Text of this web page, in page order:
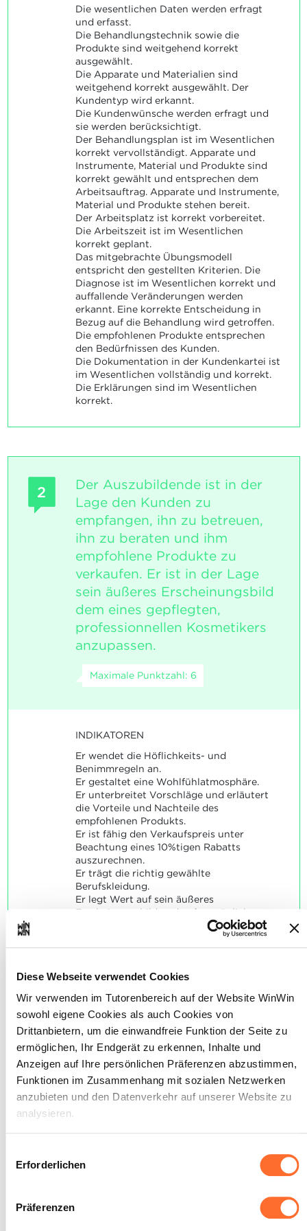
Diese Webseite verwendet Cookies
Wir verwenden im Tutorenbereich auf der Website WinWin
sowohl eigene Cookies als auch Cookies von
Drittanbietern, um die einwandfreie Funktion der Seite zu
ermöglichen, Ihr Endgerät zu erkennen, Inhalte und
Anzeigen auf Ihre persönlichen Präferenzen abzustimmen,
Funktionen im Zusammenhang mit sozialen Netzwerken
anzubieten und den Datenverkehr auf unserer Website zu
analysieren.
akzeptieren, ablehnen oder konfigurieren. Davon
ausgenommen sind Cookies, die für die Funktion der
Website unbedingt erforderlich sind. Eine Beschreibung der
verschiedenen Cookies finden sie oben unter „Details“.
Erforderlichen
Präferenzen
Die wesentlichen Daten werden erfragt
und erfasst.
Die Behandlungstechnik sowie die
Produkte sind weitgehend korrekt
ausgewählt.
Die Apparate und Materialien sind
weitgehend korrekt ausgewählt. Der
Kundentyp wird erkannt.
Die Kundenwünsche werden erfragt und
sie werden berücksichtigt.
Der Behandlungsplan ist im Wesentlichen
korrekt vervollständigt. Apparate und
Instrumente, Material und Produkte sind
korrekt gewählt und entsprechen dem
Arbeitsauftrag. Apparate und Instrumente,
Material und Produkte stehen bereit.
Der Arbeitsplatz ist korrekt vorbereitet.
Die Arbeitszeit ist im Wesentlichen
korrekt geplant.
Das mitgebrachte Übungsmodell
entspricht den gestellten Kriterien. Die
Diagnose ist im Wesentlichen korrekt und
auffallende Veränderungen werden
erkannt. Eine korrekte Entscheidung in
Bezug auf die Behandlung wird getroffen.
Die empfohlenen Produkte entsprechen
den Bedürfnissen des Kunden.
Die Dokumentation in der Kundenkartei ist
im Wesentlichen vollständig und korrekt.
Die Erklärungen sind im Wesentlichen
korrekt.
2
Der Auszubildende ist in der
Lage den Kunden zu
empfangen, ihn zu betreuen,
ihn zu beraten und ihm
empfohlene Produkte zu
verkaufen. Er ist in der Lage
sein äußeres Erscheinungsbild
dem eines gepflegten,
professionnellen Kosmetikers
anzupassen.
Maximale Punktzahl: 6
INDIKATOREN
Er wendet die Höflichkeits- und
Benimmregeln an.
Er gestaltet eine Wohlfühlatmosphäre.
Er unterbreitet Vorschläge und erläutert
die Vorteile und Nachteile des
empfohlenen Produkts.
Er ist fähig den Verkaufspreis unter
Beachtung eines 10%tigen Rabatts
auszurechnen.
Er trägt die richtig gewählte
Berufskleidung.
Er legt Wert auf sein äußeres
Erscheinungsbild und auf persönliche
Die Bereitschaft zur Anwendung der
erkennbar vorhanden.
Die Behandlungskabine ist dezent
gestaltet so dass der Kunde sich
wohlfühlen kann.
Das empfohlene Produkt entspricht dem
Bedürfnis des Kunden.
Der errechnete Verkaufspreis ist Korrekt.
Auftreten und Aussehen sind